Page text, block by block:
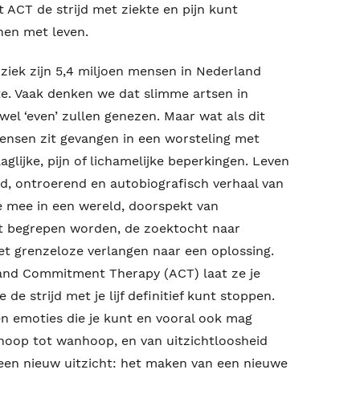
ACT de strijd met ziekte en pijn kunt
met leven.
zijn 5,4 miljoen mensen in Nederland
Vaak denken we dat slimme artsen in
‘even’ zullen genezen. Maar wat als dit
zit gevangen in een worsteling met
pijn of lichamelijke beperkingen. Leven
ontroerend en autobiografisch verhaal van
in een wereld, doorspekt van
begrepen worden, de zoektocht naar
grenzeloze verlangen naar een oplossing.
Commitment Therapy (ACT) laat ze je
de strijd met je lijf definitief kunt stoppen.
emoties die je kunt en vooral ook mag
tot wanhoop, en van uitzichtloosheid
nieuw uitzicht: het maken van een nieuwe